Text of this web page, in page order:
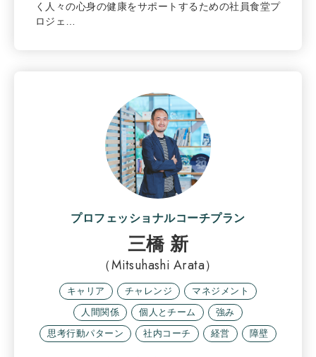
く人々の心身の健康をサポートするための社員食堂プ
ロジェ…
プロフェッショナルコーチプラン
三橋 新
（Mitsuhashi Arata）
キャリア チャレンジ
マネジメント
人間関係
個人とチーム
強み
思考行動パターン
社内コーチ 経営 障壁